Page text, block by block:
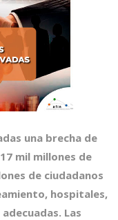
una brecha de
mil millones de
de ciudadanos
hospitales,
Las